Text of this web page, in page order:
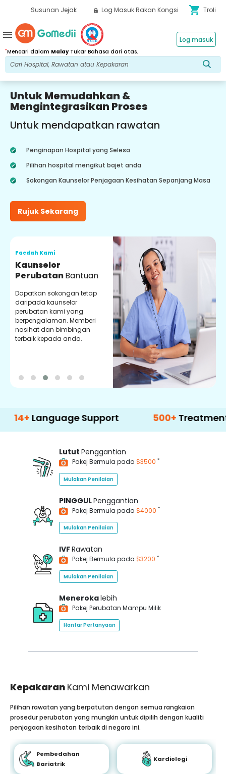
Susunan Jejak Log Masuk Rakan Kongsi shopping_cart Troli
*Mencari dalam MalayTukar Bahasa dari atas.
Log masuk
menu
Untuk Memudahkan &
Mengintegrasikan Proses
Untuk mendapatkan rawatan
Penginapan Hospital yang Selesa
Pilihan hospital mengikut bajet anda
Sokongan Kaunselor Penjagaan Kesihatan Sepanjang Masa
Rujuk Sekarang
Faedah Kami
Kaunselor
PerubatanBantuan
Dapatkan sokongan tetap
daripada kaunselor
perubatan kami yang
berpengalaman. Memberi
nasihat dan bimbingan
terbaik kepada anda.
Support 500+ Treatment
Lutut Penggantian
Pakej Bermula pada $3500 *
Mulakan Penilaian
PINGGULPenggantian
Pakej Bermula pada $4000 *
Mulakan Penilaian
IVFRawatan
Pakej Bermula pada $3200 *
Mulakan Penilaian
Menerokalebih
Pakej Perubatan Mampu Milik
Hantar Pertanyaan
Kepakaran Kami Menawarkan
Pilihan rawatan yang berpatutan dengan semua rangkaian
prosedur perubatan yang mungkin untuk dipilih dengan kualiti
penjagaan kesihatan terbaik di negara ini.
Pembedahan
Bariatrik
Kardiologi